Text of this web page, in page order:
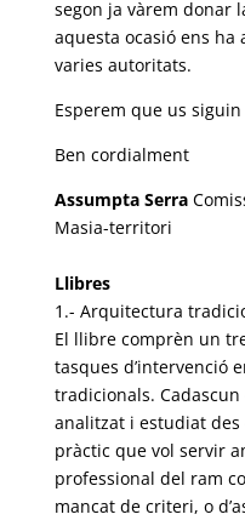
segon ja vàrem donar
aquesta ocasió ens
varies autoritats.
Esperem que us
Ben cordialment
Assumpta Serra
Masia-territori
Llibres
1.- Arquitectura
El llibre comprèn un
tasques d’intervenció
tradicionals.
analitzat i estudiat
pràctic que vol servir
professional del ram
mancat de criteri, o